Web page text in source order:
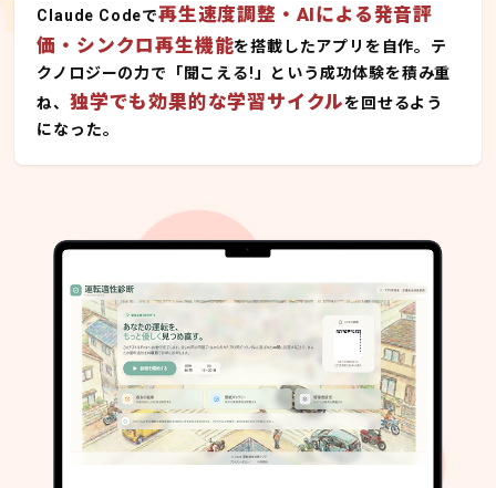
Claude Codeで再生速度調整・AIによる発音評
価・シンクロ再生機能を搭載したアプリを自作。テ
クノロジーの力で「聞こえる!」という成功体験を積み重
ね、独学でも効果的な学習サイクルを回せるよう
になった。